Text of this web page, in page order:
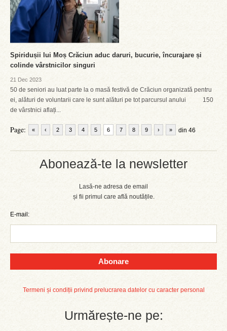
Abonează-te la newsletter
Lasă-ne adresa de email
și fii primul care află noutățile.
E-mail:
Abonare
Termeni și condiții privind prelucrarea datelor cu caracter personal
Urmărește-ne pe:
Spiridușii lui Moș Crăciun aduc daruri, bucurie, încurajare și
colinde vârstnicilor singuri
21 Dec 2023
50 de seniori au luat parte la o masă festivă de Crăciun organizată pentru
ei, alături de voluntarii care le sunt alături pe tot parcursul anului 150
de vârstnici aflați...
Page: « ‹ 2 3 4 5 6 7 8 9 din 46
› »